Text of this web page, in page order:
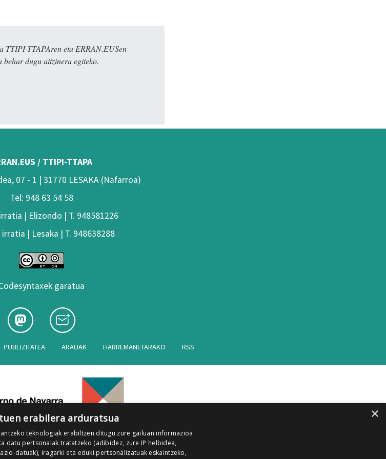
TTIPI-TTAPAren eta ERRAN.EUSen
behar dugu aitzinera egiteko.
/ TTIPI-TTAPA
07 - 1 | 31770 LESAKA (Nafarroa)
Tel: 948 63 54 58
| Elizondo | T. 948581226
| Lesaka | T. 948638288
garatua
PUBLIZITATEA ARAUAK HARREMANETARAKO RSS
×
erabilera arduratsua
teknologiak erabiltzen ditugu zure gailuan informazioa
datu pertsonalak tratatzeko (adibidez, zure IP helbidea,
datuak), iragarki eta eduki pertsonalizatuak eskaintzeko,